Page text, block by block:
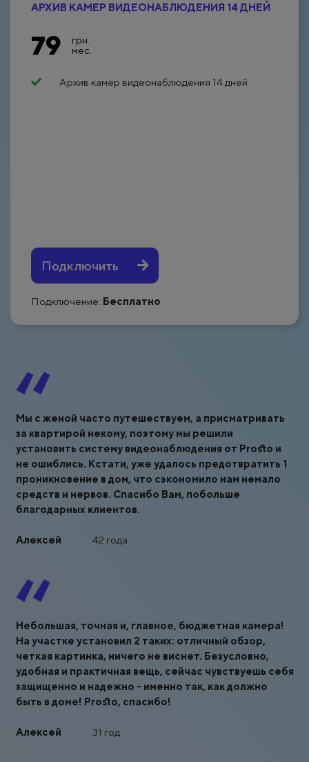
АРХИВ КАМЕР ВИДЕОНАБЛЮДЕНИЯ 14 ДНЕЙ
79
грн.
мес.
Архив камер видеонаблюдения 14 дней
Подключить
Подключение: Бесплатно
Мы с женой часто путешествуем, а присматривать
за квартирой некому, поэтому мы решили
установить систему видеонаблюдения от Prosto и
не ошиблись. Кстати, уже удалось предотвратить 1
проникновение в дом, что сэкономило нам немало
средств и нервов. Спасибо Вам, побольше
благодарных клиентов.
Алексей 42 года
Небольшая, точная и, главное, бюджетная камера!
Ha участке установил 2 таких: отличный обзор,
четкая картинка, ничего не виснет. Безусловно,
удобная и практичная вещь, сейчас чувствуешь себя
защищенно и надежно - именно так, как должно
быть в доме! Prosto, спасибо!
Алексей 31 год